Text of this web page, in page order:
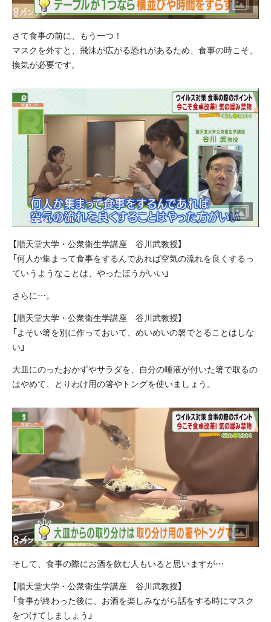
さて食事の前に、もう一つ！
マスクを外すと、飛沫が広がる恐れがあるため、食事の時こそ、
換気が必要です。
【順天堂大学・公衆衛生学講座 谷川武教授】
「何人か集まって食事をするんであれば空気の流れを良くするっ
ていうようなことは、やったほうがいい」
さらに…。
【順天堂大学・公衆衛生学講座 谷川武教授】
「よそい箸を別に作っておいて、めいめいの箸でとることはしな
い」
大皿にのったおかずやサラダを、自分の唾液が付いた箸で取るの
はやめて、とりわけ用の箸やトングを使いましょう。
そして、食事の際にお酒を飲む人もいると思いますが…
【順天堂大学・公衆衛生学講座 谷川武教授】
「食事が終わった後に、お酒を楽しみながら話をする時にマスク
をつけてしましょう」